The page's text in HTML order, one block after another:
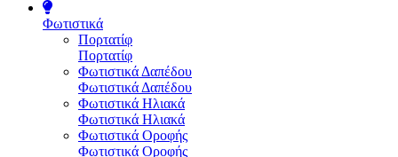
Φωτιστικά
Πορτατίφ
Πορτατίφ
Φωτιστικά Δαπέδου
Φωτιστικά Δαπέδου
Φωτιστικά Ηλιακά
Φωτιστικά Ηλιακά
Φωτιστικά Οροφής
Φωτιστικά Οροφής